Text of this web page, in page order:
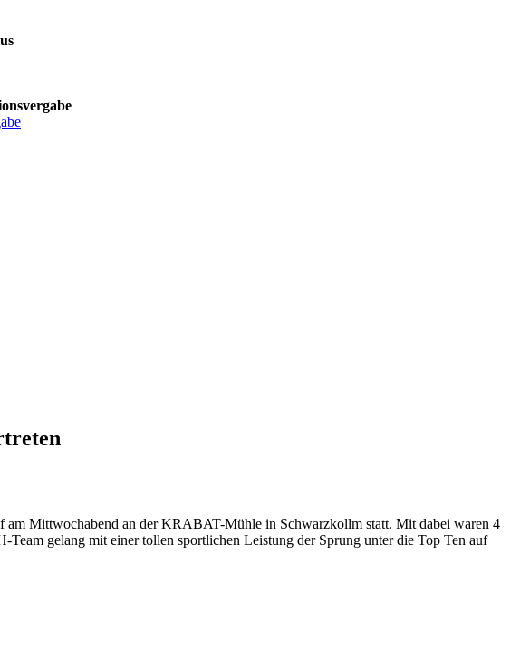
Mittwochabend an der KRABAT-Mühle in Schwarzkollm statt. Mit dabei waren 4
gelang mit einer tollen sportlichen Leistung der Sprung unter die Top Ten auf